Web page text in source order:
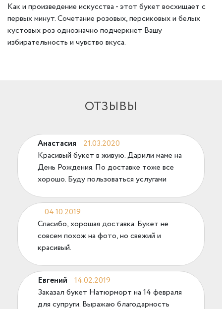
Как и произведение искусства - этот букет восхищает с
первых минут. Сочетание розовых, персиковых и белых
кустовых роз однозначно подчеркнет Вашу
избирательность и чувство вкуса.
ОТЗЫВЫ
Анастасия
21.03.2020
Красивый букет в живую. Дарили маме на
День Рождения. По доставке тоже все
хорошо. Буду пользоваться услугами
04.10.2019
Спасибо, хорошая доставка. Букет не
совсем похож на фото, но свежий и
красивый.
Евгений
14.02.2019
Заказал букет Натюрморт на 14 февраля
для супруги. Выражаю благодарность